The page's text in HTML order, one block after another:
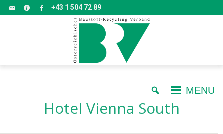
+43 1 504 72 89
MENU
Hotel Vienna South